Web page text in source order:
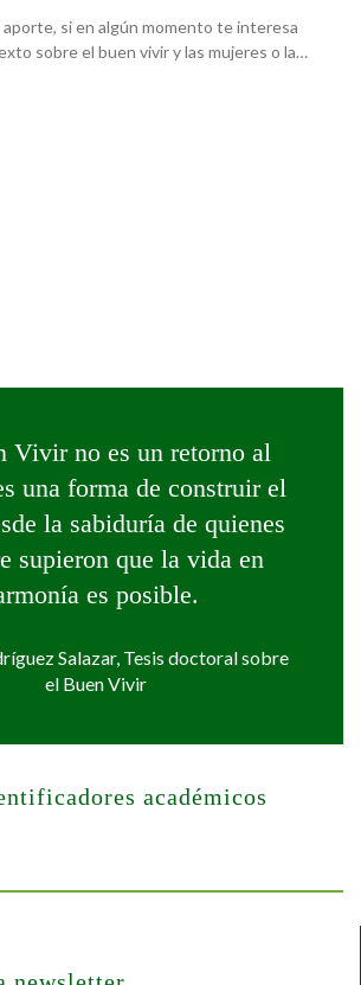
si en algún momento te interesa
sobre el buen vivir y las mujeres o la…
Vivir no es un retorno al
una forma de construir el
la sabiduría de quienes
supieron que la vida en
es posible.
Salazar, Tesis doctoral sobre
el Buen Vivir
académicos